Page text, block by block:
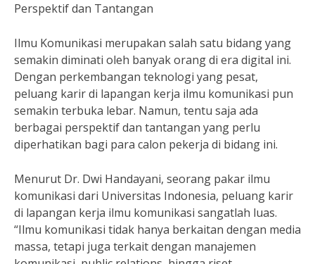
Perspektif dan Tantangan
Ilmu Komunikasi merupakan salah satu bidang yang
semakin diminati oleh banyak orang di era digital ini.
Dengan perkembangan teknologi yang pesat,
peluang karir di lapangan kerja ilmu komunikasi pun
semakin terbuka lebar. Namun, tentu saja ada
berbagai perspektif dan tantangan yang perlu
diperhatikan bagi para calon pekerja di bidang ini.
Menurut Dr. Dwi Handayani, seorang pakar ilmu
komunikasi dari Universitas Indonesia, peluang karir
di lapangan kerja ilmu komunikasi sangatlah luas.
“Ilmu komunikasi tidak hanya berkaitan dengan media
massa, tetapi juga terkait dengan manajemen